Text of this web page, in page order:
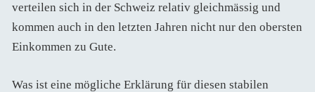
verteilen sich in der Schweiz relativ gleichmässig und
kommen auch in den letzten Jahren nicht nur den obersten
Einkommen zu Gute.
Was ist eine mögliche Erklärung für diesen stabilen